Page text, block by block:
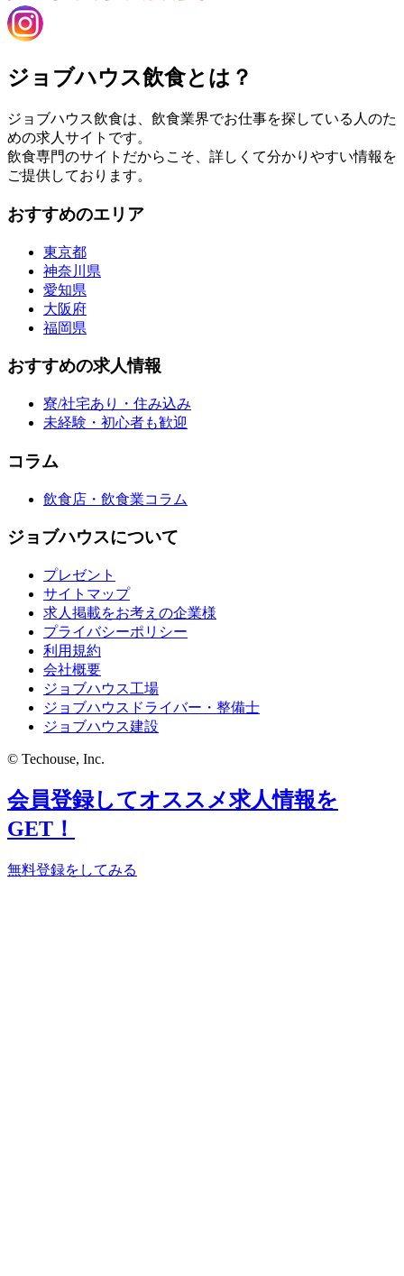
ジョブハウス飲食とは？
ジョブハウス飲食は、飲食業界でお仕事を探している人のた
めの求人サイトです。
飲食専門のサイトだからこそ、詳しくて分かりやすい情報を
ご提供しております。
おすすめのエリア
東京都
神奈川県
愛知県
大阪府
福岡県
おすすめの求人情報
寮/社宅あり・住み込み
未経験・初心者も歓迎
コラム
飲食店・飲食業コラム
ジョブハウスについて
プレゼント
サイトマップ
求人掲載をお考えの企業様
プライバシーポリシー
利用規約
会社概要
ジョブハウス工場
ジョブハウスドライバー・整備士
ジョブハウス建設
© Techouse, Inc.
会員登録してオススメ求人情報を
GET！
無料登録をしてみる